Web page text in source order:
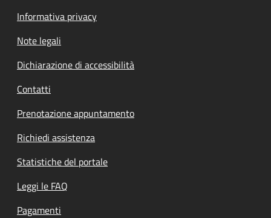
Informativa privacy
Note legali
Dichiarazione di accessibilità
Contatti
Prenotazione appuntamento
Richiedi assistenza
Statistiche del portale
Leggi le FAQ
Pagamenti